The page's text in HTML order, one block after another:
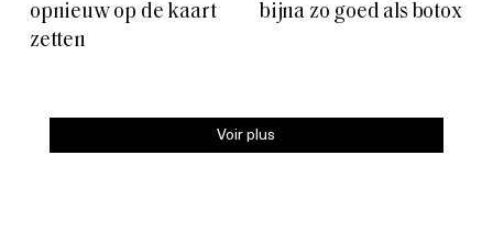
opnieuw op de kaart
zetten
bijna zo goed als botox
Voir plus